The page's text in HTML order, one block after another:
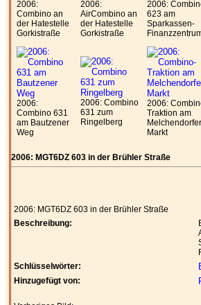
2006:
Combino an
der Hatestelle
Gorkistraße
2006:
AirCombino an
der Hatestelle
Gorkistraße
2006:
623 am
Sparkassen-
2006:
Combino 631
am Bautzener
Weg
2006: Combino
631 zum
Ringelberg
2006:
Traktion am
Melchendorfer
Markt
2006: MGT6DZ 603 in der Brühler Straße
2006: MGT6DZ 603 in der Brühler Straße
Beschreibung:
Schlüsselwörter:
Hinzugefügt von: